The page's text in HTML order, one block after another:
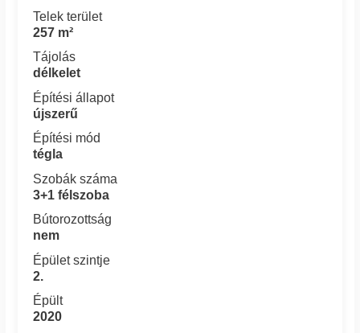
Telek terület
257 m²
Tájolás
délkelet
Építési állapot
újszerű
Építési mód
tégla
Szobák száma
3+1 félszoba
Bútorozottság
nem
Épület szintje
2.
Épült
2020